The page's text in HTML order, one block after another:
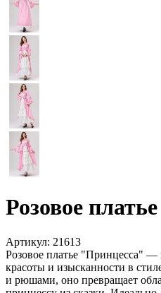
Розовое
Артикул: 21613
Розовое платье "Принцесса" —
красоты и изысканности в
и рюшами, оно превращает